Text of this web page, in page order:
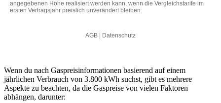
Wenn du nach Gaspreisinformationen basierend auf einem
jährlichen Verbrauch von 3.800 kWh suchst, gibt es mehrere
Aspekte zu beachten, da die Gaspreise von vielen Faktoren
abhängen, darunter: